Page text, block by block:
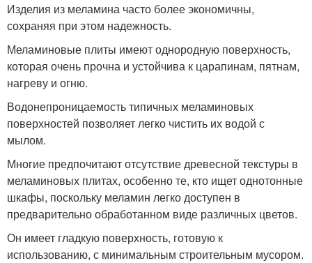
Изделия из меламина часто более экономичны,
сохраняя при этом надежность.
Меламиновые плиты имеют однородную поверхность,
которая очень прочна и устойчива к царапинам, пятнам,
нагреву и огню.
Водонепроницаемость типичных меламиновых
поверхностей позволяет легко чистить их водой с
мылом.
Многие предпочитают отсутствие древесной текстуры в
меламиновых плитах, особенно те, кто ищет однотонные
шкафы, поскольку меламин легко доступен в
предварительно обработанном виде различных цветов.
Он имеет гладкую поверхность, готовую к
использованию, с минимальным строительным мусором.